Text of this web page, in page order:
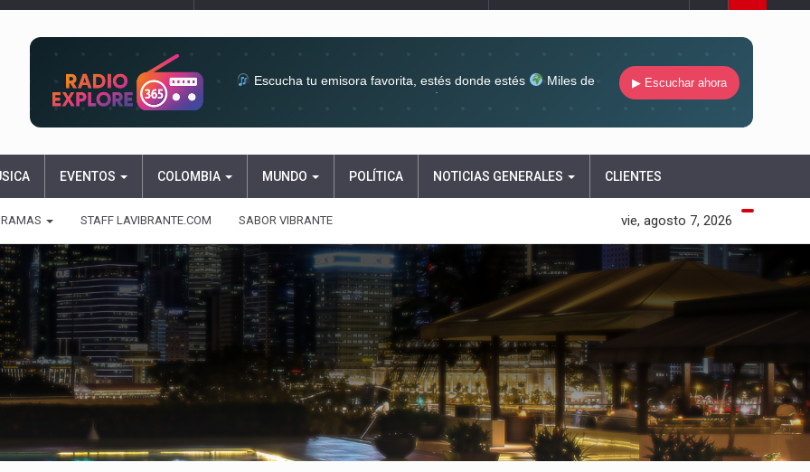
Escucha tu emisora favorita, estés donde estés
Miles de
▶ Escuchar ahora
EVENTOS COLOMBIA MUNDO POLÍTICA NOTICIAS GENERALES CLIENTES
STAFF LAVIBRANTE.COM SABOR VIBRANTE vie, agosto 7, 2026